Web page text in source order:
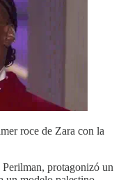
roce de Zara con la
protagonizó un